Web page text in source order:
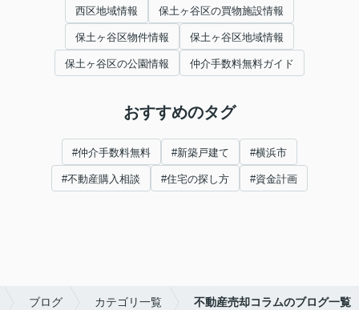
西区地域情報 保土ヶ谷区の買物施設情報
保土ヶ谷区物件情報 保土ヶ谷区地域情報
保土ヶ谷区の公園情報 仲介手数料無料ガイド
おすすめのタグ
#仲介手数料無料 #新築戸建て #横浜市
#不動産購入相談 #住宅の探し方 #資金計画
ブログ カテゴリ一覧 不動産売却コラムのブログ一覧